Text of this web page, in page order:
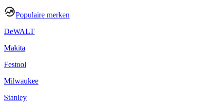
Populaire merken
DeWALT
Makita
Festool
Milwaukee
Stanley